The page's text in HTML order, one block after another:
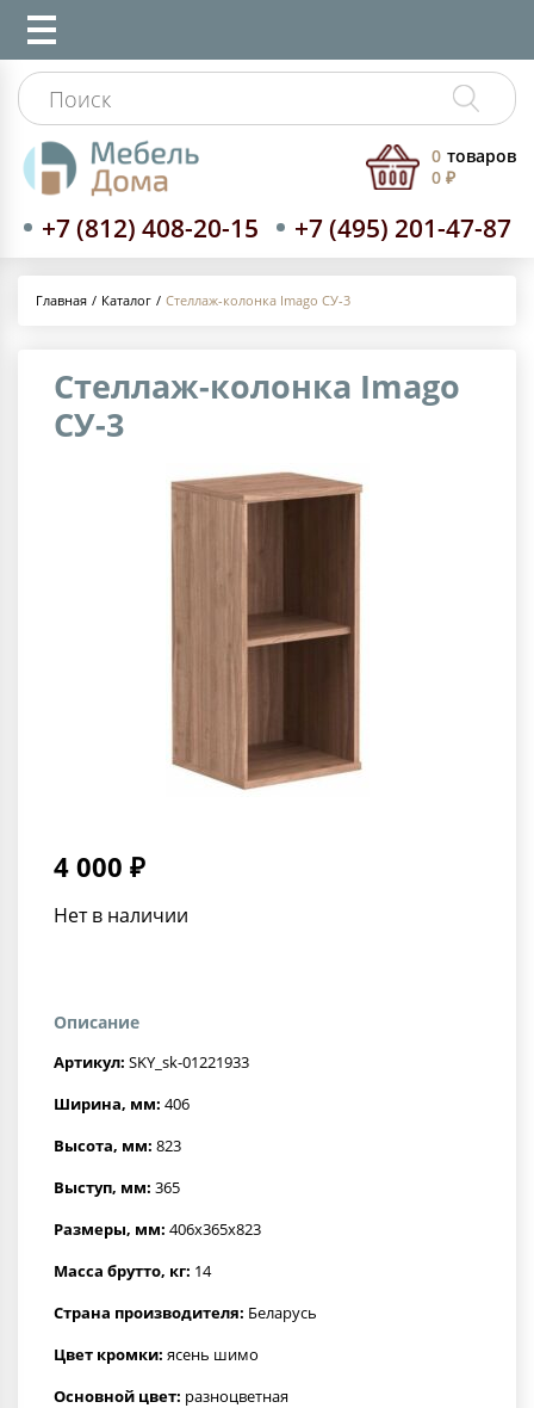
+7 (812) 408-20-15 +7 (495) 201-47-87
0 товаров
0 ₽
Главная Каталог Стеллаж-колонка Imago СУ-3
Стеллаж-колонка Imago
СУ-3
4 000 ₽
Нет в наличии
Описание
Артикул: SKY_sk-01221933
Ширина, мм: 406
Высота, мм: 823
Выступ, мм: 365
Размеры, мм: 406x365x823
Масса брутто, кг: 14
Страна производителя: Беларусь
Цвет кромки: ясень шимо
Основной цвет: разноцветная